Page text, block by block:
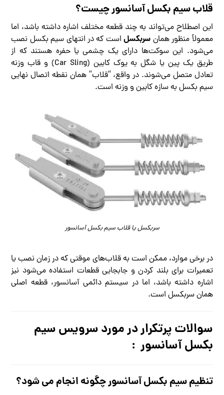
قلاب سیم بکسل آسانسور چیست؟
این اصطلاح می‌تواند به چند قطعه مختلف اشاره داشته باشد، اما
معمولاً منظور همان سربکسلاست که در انتهای سیم بکسل نصب
می‌شود. این سوکت‌ها دارای یک چشمی یا حفره هستند که از
طریق یک پین یا شگل به یوک کابین (Car Sling) و قاب وزنه
تعادل متصل می‌شوند. در واقع، “قلاب” همان نقطه اتصال نهایی
سیم بکسل به سازه کابین و وزنه است.
سربکسل یا قلاب سیم بکسل آسانسور
در برخی موارد، ممکن است به قلاب‌های موقتی که در زمان نصب یا
تعمیرات برای بلند کردن و جابجایی قطعات استفاده می‌شود نیز
اشاره داشته باشد، اما در سیستم دائمی آسانسور، قطعه اصلی
همان سربکسل است.
سوالات پرتکرار در مورد سرویسسیم
بکسل آسانسور :
تنظیم سیم بکسل آسانسور چگونه انجام می شود؟